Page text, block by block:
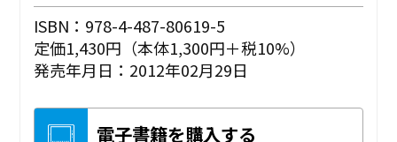
ISBN：978-4-487-80619-5
定価1,430円（本体1,300円＋税10%）
発売年月日：2012年02月29日
電子書籍を購入する